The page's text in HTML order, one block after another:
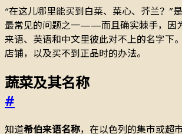
“在这儿哪里能买到白菜、菜心、芥兰？”
最常见的问题之一——而且确实棘手，因
来语、英语和中文里彼此对不上的名字下
店铺，以及买不到正品时的办法。
蔬菜及其名称
#
知道希伯来语名称，在以色列的集市或超